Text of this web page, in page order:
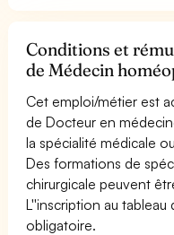
Conditions et
de Médecin
Cet emploi/métier est
de Docteur en
la spécialité médicale
Des formations de
chirurgicale peuvent
L''inscription au
obligatoire.